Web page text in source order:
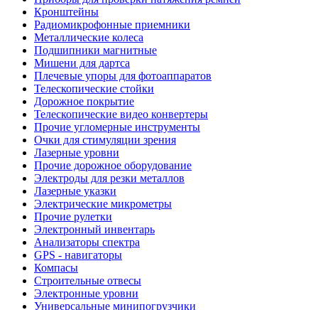
Кронштейны
Радиомикрофонные приемники
Металлические колеса
Подшипники магнитные
Мишени для дартса
Плечевые упоры для фотоаппаратов
Телескопические стойки
Дорожное покрытие
Телескопические видео конвертеры
Прочие угломерные инструменты
Очки для стимуляции зрения
Лазерные уровни
Прочие дорожное оборудование
Электроды для резки металлов
Лазерные указки
Электрические микрометры
Прочие рулетки
Электронный инвентарь
Анализаторы спектра
GPS - навигаторы
Компасы
Строительные отвесы
Электронные уровни
Универсальные минипогрузчики